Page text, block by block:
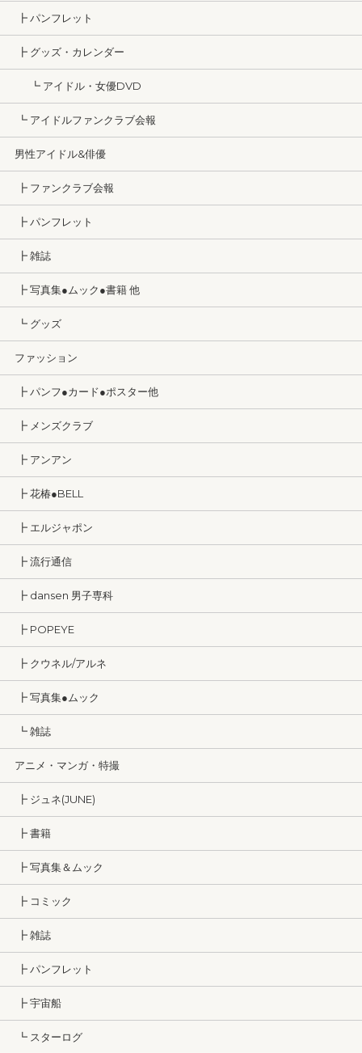
┣ パンフレット
┣ グッズ・カレンダー
┗ アイドル・女優DVD
┗ アイドルファンクラブ会報
男性アイドル&俳優
┣ ファンクラブ会報
┣ パンフレット
┣ 雑誌
┣ 写真集●ムック●書籍 他
┗ グッズ
ファッション
┣ パンフ●カード●ポスター他
┣ メンズクラブ
┣ アンアン
┣ 花椿●BELL
┣ エルジャポン
┣ 流行通信
┣ dansen 男子専科
┣ POPEYE
┣ クウネル/アルネ
┣ 写真集●ムック
┗ 雑誌
アニメ・マンガ・特撮
┣ ジュネ(JUNE)
┣ 書籍
┣ 写真集＆ムック
┣ コミック
┣ 雑誌
┣ パンフレット
┣ 宇宙船
┗ スターログ